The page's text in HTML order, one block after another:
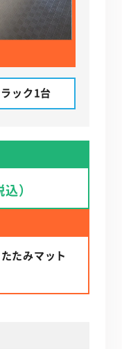
ック1台
）
たみマット